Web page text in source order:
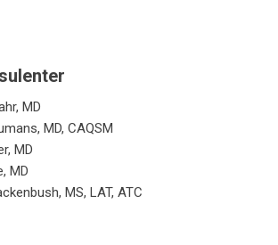
MD
MD, CAQSM
MD
MD
MS, LAT, ATC